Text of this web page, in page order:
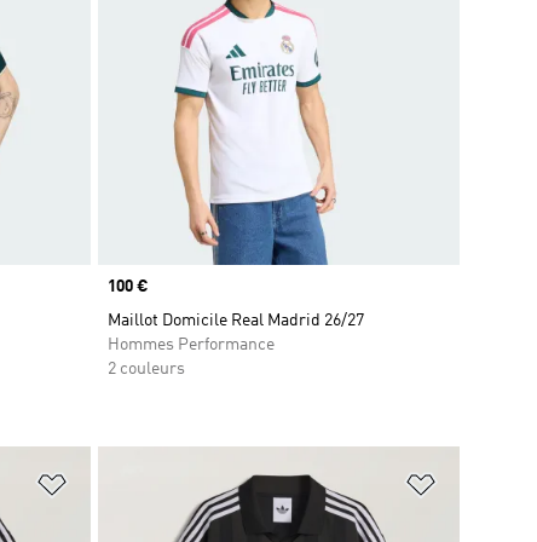
Prix
100 €
Maillot Domicile Real Madrid 26/27
Hommes Performance
2 couleurs
Ajouter à la Liste de produits favoris